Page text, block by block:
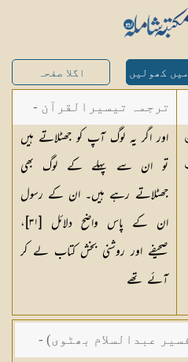
کھولیں اگلا صفحہ
ترجمہ تیسیرالقرآن -
مولانا عبد الرحمن
کیلانی
اور اگر یہ لوگ آپ کو جھٹلاتے ہیں
تو ان سے پہلے کے لوگ بھی
جھٹلاتے رہے ہیں۔ ان کے رسول
ان کے پاس واضح دلائل [٣١]،
صحیفے اور روشنی بخش کتاب لے کر
آئے تھے
عبدالسلام بھٹوی) -